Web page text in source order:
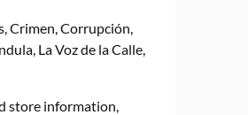
Crimen, Corrupción,
La Voz de la Calle,
store information,